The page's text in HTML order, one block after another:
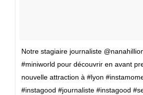
Notre stagiaire journaliste
#miniworld pour découvrir en avant
nouvelle attraction à #lyon
#instagood #journaliste #instagood